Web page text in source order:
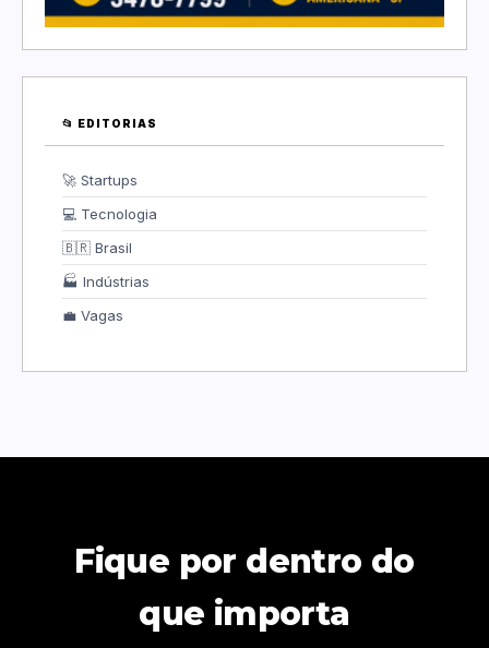
📂 EDITORIAS
🚀 Startups
💻 Tecnologia
🇧🇷 Brasil
🏭 Indústrias
💼 Vagas
Fique por dentro do
que importa